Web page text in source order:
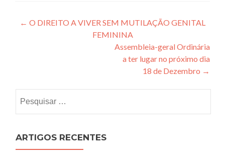
Post
navigation
← O DIREITO A VIVER SEM MUTILAÇÃO GENITAL
FEMININA
Assembleia-geral Ordinária
a ter lugar no próximo dia
18 de Dezembro →
por:
ARTIGOS RECENTES